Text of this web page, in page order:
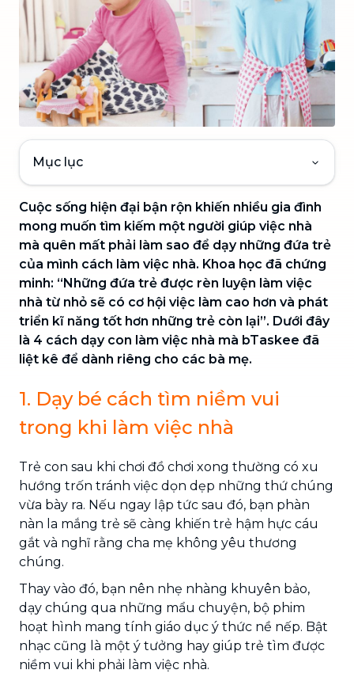
Mục lục
Cuộc sống hiện đại bận rộn khiến nhiều gia đình
mong muốn tìm kiếm một người giúp việc nhà
mà quên mất phải làm sao để dạy những đứa trẻ
của mình cách làm việc nhà. Khoa học đã chứng
minh: “Những đứa trẻ được rèn luyện làm việc
nhà từ nhỏ sẽ có cơ hội việc làm cao hơn và phát
triển kĩ năng tốt hơn những trẻ còn lại”. Dưới đây
là 4 cách dạy con làm việc nhà mà bTaskee đã
liệt kê để dành riêng cho các bà mẹ.
1. Dạy bé cách tìm niềm vui
trong khi làm việc nhà
Trẻ con sau khi chơi đồ chơi xong thường có xu
hướng trốn tránh việc dọn dẹp những thứ chúng
vừa bày ra. Nếu ngay lập tức sau đó, bạn phàn
nàn la mắng trẻ sẽ càng khiến trẻ hậm hực cáu
gắt và nghĩ rằng cha mẹ không yêu thương
chúng.
Thay vào đó, bạn nên nhẹ nhàng khuyên bảo,
dạy chúng qua những mẩu chuyện, bộ phim
hoạt hình mang tính giáo dục ý thức nề nếp. Bật
nhạc cũng là một ý tưởng hay giúp trẻ tìm được
niềm vui khi phải làm việc nhà.